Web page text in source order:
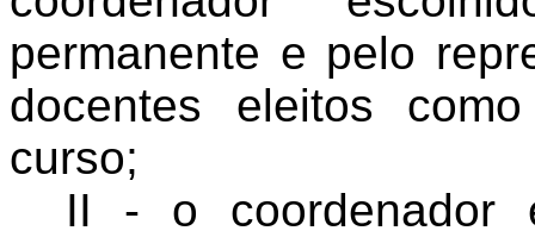
permanente e pelo
docentes eleitos
curso;
II - o coordenador